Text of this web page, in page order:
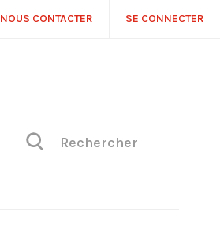
NOUS CONTACTER SE CONNECTER